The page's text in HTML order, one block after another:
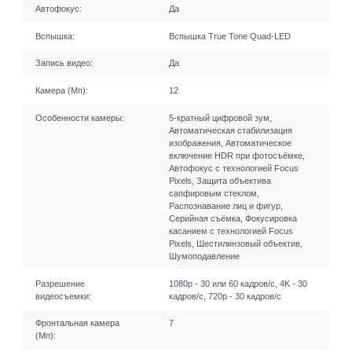
Автофокус: Да
Вспышка: Вспышка True Tone Quad-LED
Запись видео: Да
Камера (Мп): 12
Особенности камеры:
5-кратный цифровой зум,
Автоматическая стабилизация
изображения, Автоматическое
включение HDR при фотосъёмке,
Автофокус с технологией Focus
Pixels, Защита объектива
сапфировым стеклом,
Распознавание лиц и фигур,
Серийная съëмка, Фокусировка
касанием с технологией Focus
Pixels, Шестилинзовый объектив,
Шумоподавление
Разрешение
видеосъемки:
1080p - 30 или 60 кадров/ с, 4K - 30
кадров/ с, 720p - 30 кадров/ с
Фронтальная камера
(Мп):
7